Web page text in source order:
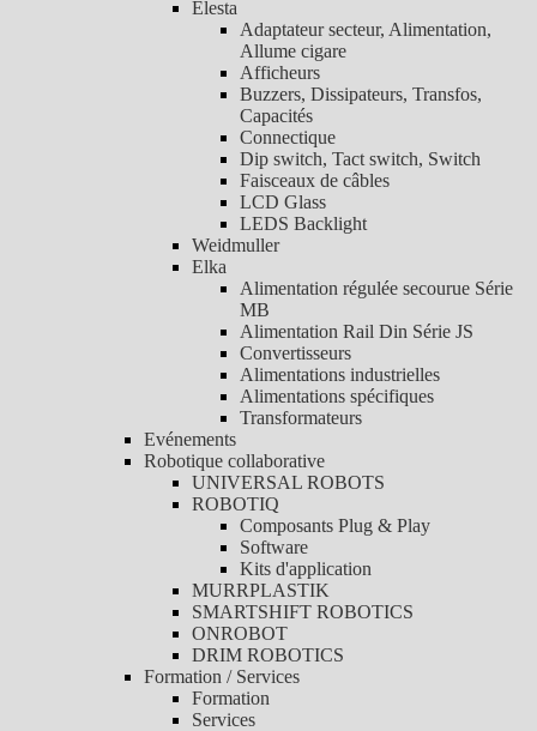
Elesta
Adaptateur secteur, Alimentation,
Allume cigare
Afficheurs
Buzzers, Dissipateurs, Transfos,
Capacités
Connectique
Dip switch, Tact switch, Switch
Faisceaux de câbles
LCD Glass
LEDS Backlight
Weidmuller
Elka
Alimentation régulée secourue Série
MB
Alimentation Rail Din Série JS
Convertisseurs
Alimentations industrielles
Alimentations spécifiques
Transformateurs
Evénements
Robotique collaborative
UNIVERSAL ROBOTS
ROBOTIQ
Composants Plug & Play
Software
Kits d'application
MURRPLASTIK
SMARTSHIFT ROBOTICS
ONROBOT
DRIM ROBOTICS
Formation / Services
Formation
Services